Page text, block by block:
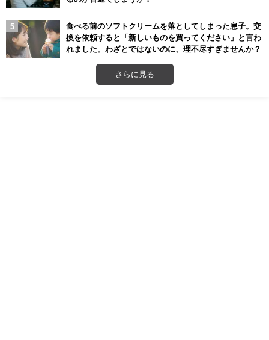
食べる前のソフトクリームを落としてしまった息子。交
換を依頼すると「新しいものを買ってください」と言わ
れました。わざとではないのに、理不尽すぎませんか？
さらに見る